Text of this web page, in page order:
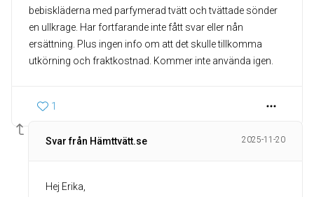
bebiskläderna med parfymerad tvätt och tvättade sönder
en ullkrage. Har fortfarande inte fått svar eller nån
ersättning. Plus ingen info om att det skulle tillkomma
utkörning och fraktkostnad. Kommer inte använda igen.
1
Svar från Hämttvätt.se 2025-11-20
Hej Erika,